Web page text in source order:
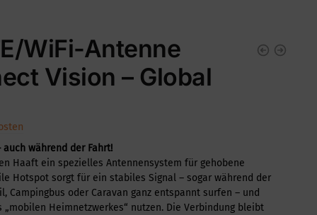
WiFi-Antenne
Vision – Global
während der Fahrt!
Haaft ein spezielles Antennensystem für gehobene
Hotspot sorgt für ein stabiles Signal – sogar während der
Campingbus oder Caravan ganz entspannt surfen – und
Heimnetzwerkes“ nutzen. Die Verbindung bleibt